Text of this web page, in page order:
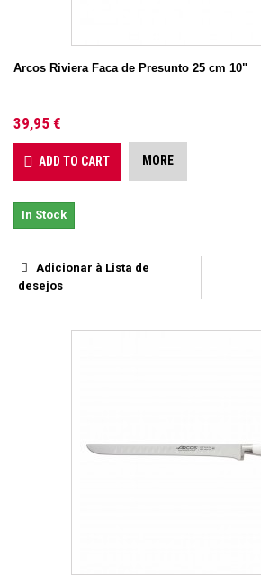
Arcos Riviera Faca de Presunto 25 cm 10"
39,95 €
ADD TO CART MORE
In Stock
Adicionar à Lista de
desejos